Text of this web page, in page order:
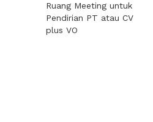
Ruang Meeting untuk
Pendirian PT atau CV
plus VO